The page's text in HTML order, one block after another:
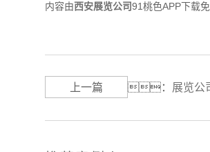
内容由西安展览公司91桃色APP下载
上一篇 ： 展览公